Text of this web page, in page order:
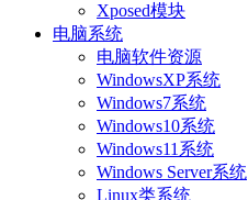
Xposed模块
电脑系统
电脑软件资源
WindowsXP系统
Windows7系统
Windows10系统
Windows11系统
Windows Server系统
Linux类系统